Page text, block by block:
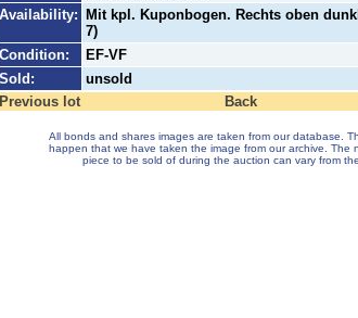
Availability:
Mit kpl. Kuponbogen. Rechts oben
7)
Condition:
EF-VF
Sold:
unsold
Previous lot
Back
All bonds and shares images are taken from our database.
happen that we have taken the image from our archive. The
piece to be sold of during the auction can vary from